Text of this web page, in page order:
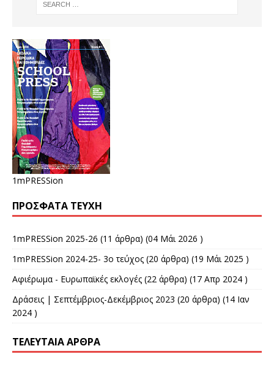
1mPRESSion
ΠΡΌΣΦΑΤΑ ΤΕΎΧΗ
1mPRESSion 2025-26 (11 άρθρα) (04 Μάι 2026 )
1mPRESSion 2024-25- 3ο τεύχος (20 άρθρα) (19 Μάι 2025 )
Αφιέρωμα - Ευρωπαϊκές εκλογές (22 άρθρα) (17 Απρ 2024 )
Δράσεις | Σεπτέμβριος-Δεκέμβριος 2023 (20 άρθρα) (14 Ιαν
2024 )
ΤΕΛΕΥΤΑΊΑ ΆΡΘΡΑ